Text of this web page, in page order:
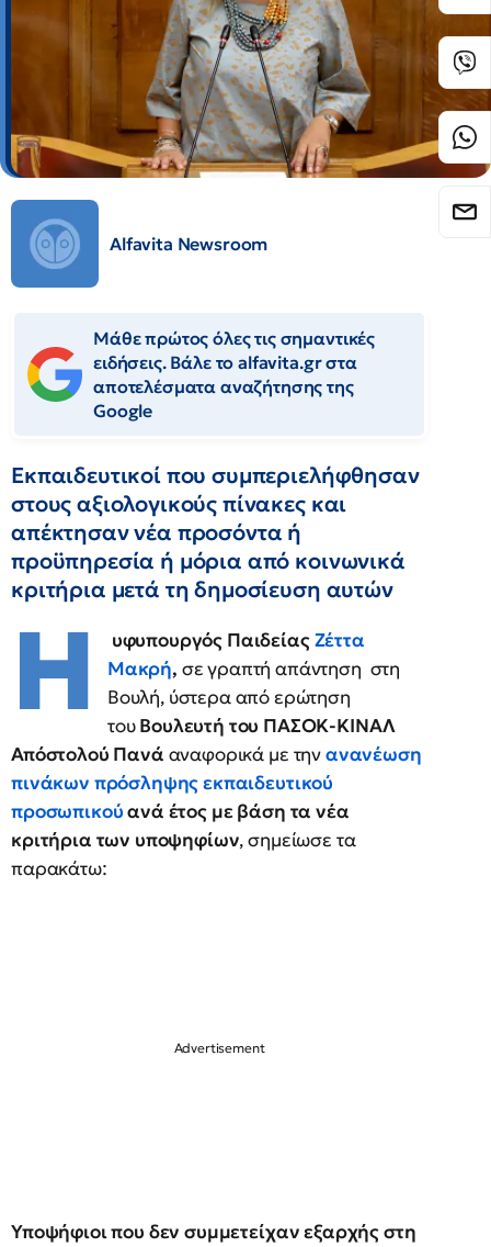
Alfavita Newsroom
Μάθε πρώτος όλες τις σημαντικές
ειδήσεις. Βάλε το alfavita.gr στα
αποτελέσματα αναζήτησης της
Google
Εκπαιδευτικοί που συμπεριελήφθησαν
στους αξιολογικούς πίνακες και
απέκτησαν νέα προσόντα ή
προϋπηρεσία ή μόρια από κοινωνικά
κριτήρια μετά τη δημοσίευση αυτών
H υφυπουργός ΠαιδείαςΖέττα
Μακρή, σε γραπτή απάντηση στη
Βουλή, ύστερα από ερώτηση
τουΒουλευτή του ΠΑΣΟΚ-ΚΙΝΑΛ
Απόστολού Πανά αναφορικά με τηνανανέωση
πινάκων πρόσληψης εκπαιδευτικού
προσωπικούανά έτος με βάση τα νέα
κριτήρια των υποψηφίων, σημείωσε τα
παρακάτω:
Υποψήφιοι που δεν συμμετείχαν εξαρχής στη